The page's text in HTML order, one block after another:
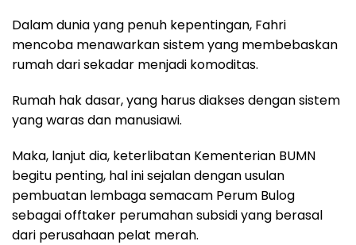
Dalam dunia yang penuh kepentingan, Fahri
mencoba menawarkan sistem yang membebaskan
rumah dari sekadar menjadi komoditas.
Rumah hak dasar, yang harus diakses dengan sistem
yang waras dan manusiawi.
Maka, lanjut dia, keterlibatan Kementerian BUMN
begitu penting, hal ini sejalan dengan usulan
pembuatan lembaga semacam Perum Bulog
sebagai offtaker perumahan subsidi yang berasal
dari perusahaan pelat merah.